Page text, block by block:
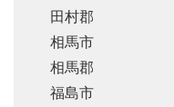
田村郡
相馬市
相馬郡
福島市